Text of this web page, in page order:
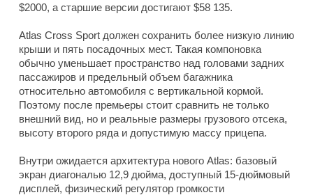
$2000, а старшие версии достигают $58 135.
Atlas Cross Sport должен сохранить более низкую линию
крыши и пять посадочных мест. Такая компоновка
обычно уменьшает пространство над головами задних
пассажиров и предельный объем багажника
относительно автомобиля с вертикальной кормой.
Поэтому после премьеры стоит сравнить не только
внешний вид, но и реальные размеры грузового отсека,
высоту второго ряда и допустимую массу прицепа.
Внутри ожидается архитектура нового Atlas: базовый
экран диагональю 12,9 дюйма, доступный 15-дюймовый
дисплей, физический регулятор громкости